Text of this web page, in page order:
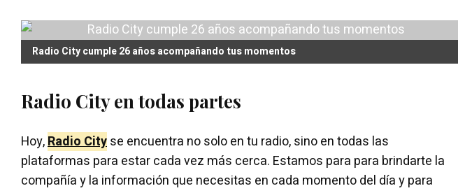
Radio City cumple 26 años acompañando tus momentos
Radio City en todas partes
Hoy,Radio Cityse encuentra no solo en tu radio, sino en todas las
plataformas para estar cada vez más cerca. Estamos para para brindarte la
compañía y la información que necesitas en cada momento del día y para